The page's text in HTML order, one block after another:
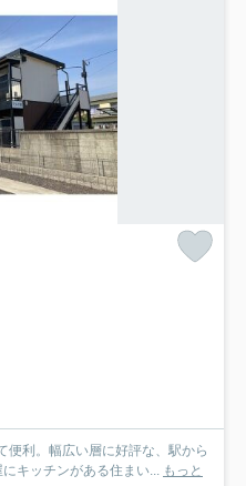
便利。幅広い層に好評な、駅から
キッチンがある住まい... もっと